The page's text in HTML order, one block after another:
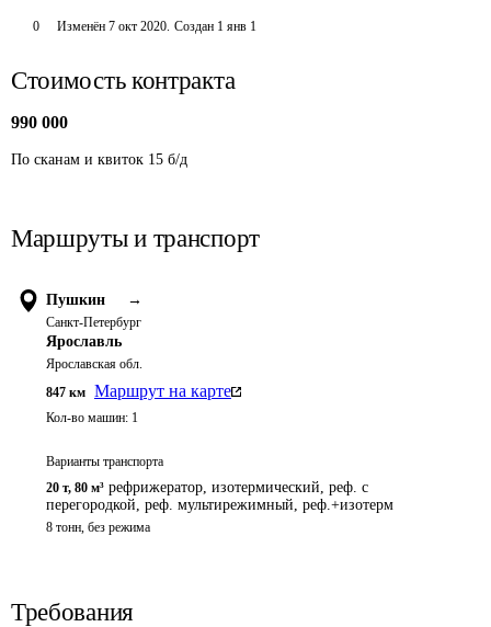
0 Изменён 7 окт 2020. Создан 1 янв 1
Стоимость контракта
990 000
По сканам и квиток 15 б/д
Маршруты и транспорт
Пушкин →
Санкт-Петербург
Ярославль
Ярославская обл.
847 км Маршрут на карте
Кол-во машин: 1
Варианты транспорта
20 т, 80 м³ рефрижератор, изотермический, реф. с
перегородкой, реф. мультирежимный, реф.+изотерм
8 тонн, без режима
Требования